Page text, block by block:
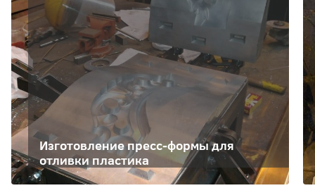
Изготовление пресс-формы для
отливки пластика